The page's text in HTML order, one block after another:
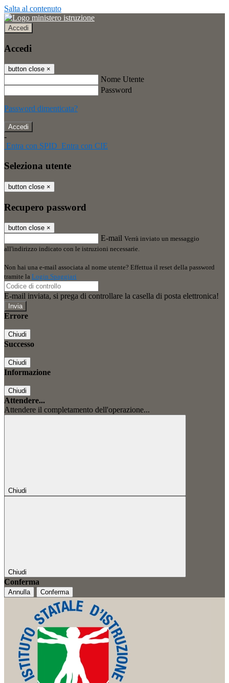
Salta al contenuto
Accedi
Accedi
button close ×
Nome Utente
Password
Password dimenticata?
-
Entra con SPID Entra con CIE
Seleziona utente
button close ×
Recupero password
button close ×
E-mail Verrà inviato un messaggio
all'indirizzo indicato con le istruzioni necessarie.
Non hai una e-mail associata al nome utente? Effettua il reset della password
tramite la Login Spaggiari
E-mail inviata, si prega di controllare la casella di posta elettronica!
Errore
Chiudi
Successo
Chiudi
Informazione
Chiudi
Attendere...
Attendere il completamento dell'operazione...
Chiudi
Chiudi
Conferma
Annulla Conferma